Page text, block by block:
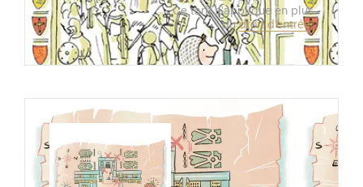
Ce tarif s'applique en plus
dudroit d'entrée.